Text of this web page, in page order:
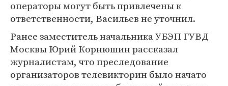
операторы могут быть привлечены к
ответственности, Васильев не уточнил.
Ранее заместитель начальника УБЭП ГУВД
Москвы Юрий Корнюшин рассказал
журналистам, что преследование
организаторов телевикторин было начато